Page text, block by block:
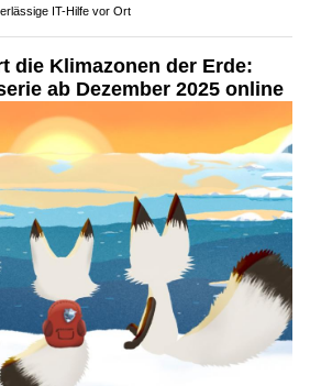
IT-Hilfe vor Ort
die Klimazonen der Erde:
ab Dezember 2025 online